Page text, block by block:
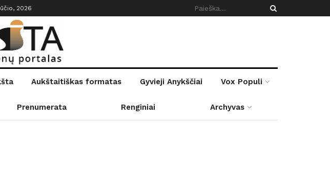
2026
Aukštaitiškas formatas Gyvieji Anykščiai Vox Populi
Prenumerata Renginiai Archyvas